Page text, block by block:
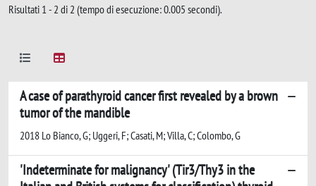
Risultati 1 - 2 di 2 (tempo di esecuzione: 0.005 secondi).
A case of parathyroid cancer first revealed by a brown
tumor of the mandible
2018 Lo Bianco, G; Uggeri, F; Casati, M; Villa, C; Colombo, G
'Indeterminate for malignancy' (Tir3/Thy3 in the